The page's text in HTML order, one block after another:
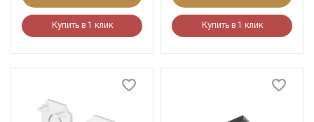
Купить в 1 клик Купить в 1 клик